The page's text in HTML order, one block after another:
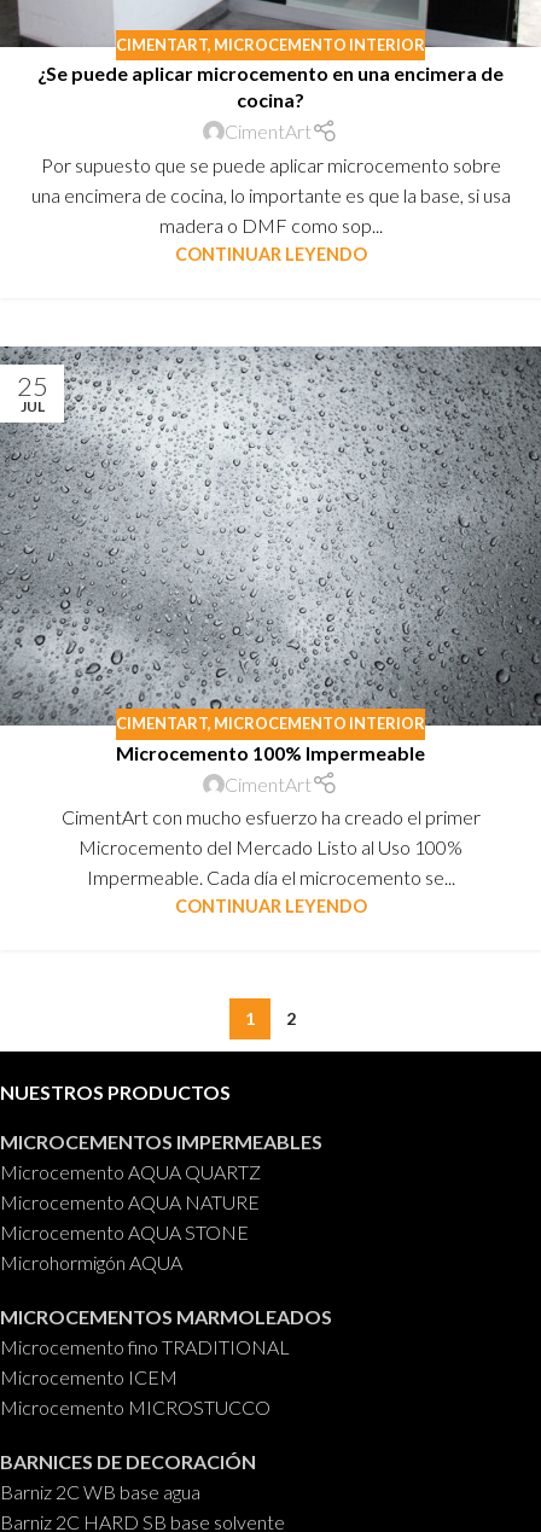
CIMENTART, MICROCEMENTO INTERIOR
¿Se puede aplicar microcemento en una encimera de
cocina?
CimentArt
Por supuesto que se puede aplicar microcemento sobre
una encimera de cocina, lo importante es que la base, si usa
madera o DMF como sop...
CONTINUAR LEYENDO
25
JUL
CIMENTART, MICROCEMENTO INTERIOR
Microcemento 100% Impermeable
CimentArt
CimentArt con mucho esfuerzo ha creado el primer
Microcemento del Mercado Listo al Uso 100%
Impermeable. Cada día el microcemento se...
CONTINUAR LEYENDO
1 2
NUESTROS PRODUCTOS
MICROCEMENTOS IMPERMEABLES
Microcemento AQUA QUARTZ
Microcemento AQUA NATURE
Microcemento AQUA STONE
Microhormigón AQUA
MICROCEMENTOS MARMOLEADOS
Microcemento fino TRADITIONAL
Microcemento ICEM
Microcemento MICROSTUCCO
BARNICES DE DECORACIÓN
Barniz 2C WB base agua
Barniz 2C HARD SB base solvente